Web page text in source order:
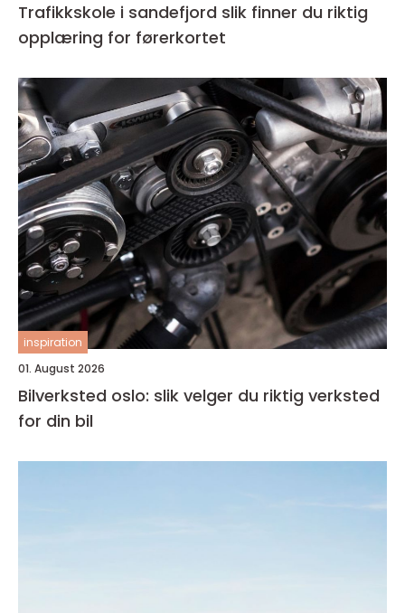
Trafikkskole i sandefjord slik finner du riktig
opplæring for førerkortet
inspiration
01. August 2026
Bilverksted oslo: slik velger du riktig verksted
for din bil